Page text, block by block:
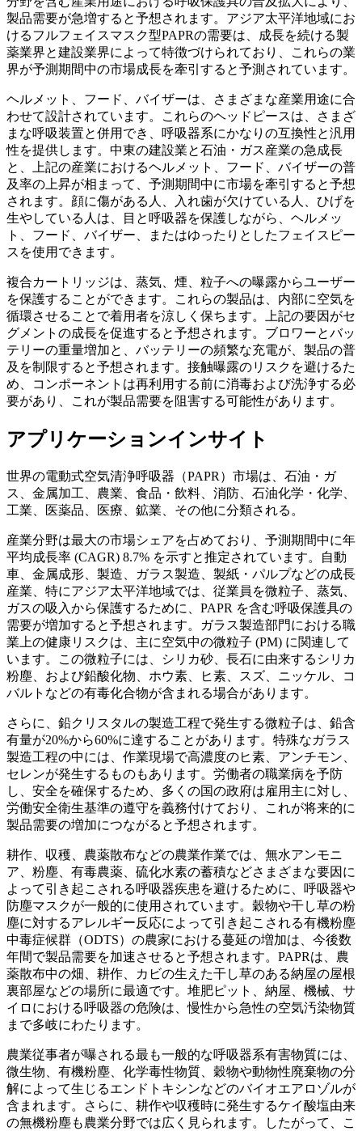
製品需要が急増すると予想されます。アジア太平洋地域にお
けるフルフェイスマスク型PAPRの需要は、成長を続ける製
薬業界と建設業界によって特徴づけられており、これらの業
界が予測期間中の市場成長を牽引すると予測されています。
ヘルメット、フード、バイザーは、さまざまな産業用途に合
わせて設計されています。これらのヘッドピースは、さまざ
まな呼吸装置と併用でき、呼吸器系にかなりの互換性と汎用
性を提供します。中東の建設業と石油・ガス産業の急成長
と、上記の産業におけるヘルメット、フード、バイザーの普
及率の上昇が相まって、予測期間中に市場を牽引すると予想
されます。顔に傷がある人、入れ歯が欠けている人、ひげを
生やしている人は、目と呼吸器を保護しながら、ヘルメッ
ト、フード、バイザー、またはゆったりとしたフェイスピー
スを使用できます。
複合カートリッジは、蒸気、煙、粒子への曝露からユーザー
を保護することができます。これらの製品は、内部に空気を
循環させることで着用者を涼しく保ちます。上記の要因がセ
グメントの成長を促進すると予想されます。ブロワーとバッ
テリーの重量増加と、バッテリーの頻繁な充電が、製品の普
及を制限すると予想されます。接触曝露のリスクを避けるた
め、コンポーネントは再利用する前に消毒および洗浄する必
要があり、これが製品需要を阻害する可能性があります。
アプリケーションインサイト
世界の電動式空気清浄呼吸器（PAPR）市場は、石油・ガ
ス、金属加工、農業、食品・飲料、消防、石油化学・化学、
工業、医薬品、医療、鉱業、その他に分類される。
産業分野は最大の市場シェアを占めており、予測期間中に年
平均成長率 (CAGR) 8.7% を示すと推定されています。自動
車、金属成形、製造、ガラス製造、製紙・パルプなどの成長
産業、特にアジア太平洋地域では、従業員を微粒子、蒸気、
ガスの吸入から保護するために、PAPR を含む呼吸保護具の
需要が増加すると予想されます。ガラス製造部門における職
業上の健康リスクは、主に空気中の微粒子 (PM) に関連して
います。この微粒子には、シリカ砂、長石に由来するシリカ
粉塵、および鉛酸化物、ホウ素、ヒ素、スズ、ニッケル、コ
バルトなどの有毒化合物が含まれる場合があります。
さらに、鉛クリスタルの製造工程で発生する微粒子は、鉛含
有量が20%から60%に達することがあります。特殊なガラス
製造工程の中には、作業現場で高濃度のヒ素、アンチモン、
セレンが発生するものもあります。労働者の職業病を予防
し、安全を確保するため、多くの国の政府は雇用主に対し、
労働安全衛生基準の遵守を義務付けており、これが将来的に
製品需要の増加につながると予想されます。
耕作、収穫、農薬散布などの農業作業では、無水アンモニ
ア、粉塵、有毒農薬、硫化水素の蓄積などさまざまな要因に
よって引き起こされる呼吸器疾患を避けるために、呼吸器や
防塵マスクが一般的に使用されています。穀物や干し草の粉
塵に対するアレルギー反応によって引き起こされる有機粉塵
中毒症候群（ODTS）の農家における蔓延の増加は、今後数
年間で製品需要を加速させると予想されます。PAPRは、農
薬散布中の畑、耕作、カビの生えた干し草のある納屋の屋根
裏部屋などの場所に最適です。堆肥ピット、納屋、機械、サ
イロにおける呼吸器の危険は、慢性から急性の空気汚染物質
まで多岐にわたります。
農業従事者が曝される最も一般的な呼吸器系有害物質には、
微生物、有機粉塵、化学毒性物質、穀物や動物性廃棄物の分
解によって生じるエンドトキシンなどのバイオエアロゾルが
含まれます。さらに、耕作や収穫時に発生するケイ酸塩由来
の無機粉塵も農業分野では広く見られます。したがって、こ